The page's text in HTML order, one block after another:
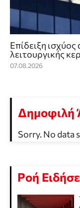
Επίδειξη
λειτουργικής
07.08.2026
Δημοφιλή
Sorry. No data
Ροή